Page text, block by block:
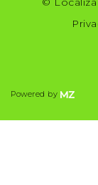
Powered by